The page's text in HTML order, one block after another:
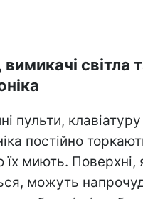
світла
пульти,
постійно
їх миють. Поверхні,
можуть